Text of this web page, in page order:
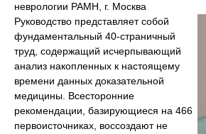
неврологии РАМН, г. Москва
Руководство представляет собой
фундаментальный 40-страничный
труд, содержащий исчерпывающий
анализ накопленных к настоящему
времени данных доказательной
медицины. Всесторонние
рекомендации, базирующиеся на 466
первоисточниках, воссоздают не